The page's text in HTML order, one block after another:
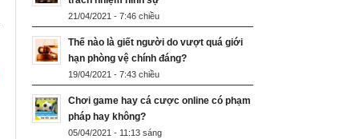
21/04/2021 - 7:46 chiều
Thế nào là giết người do vượt quá giới
hạn phòng vệ chính đáng?
19/04/2021 - 7:43 chiều
Chơi game hay cá cược online có phạm
pháp hay không?
05/04/2021 - 11:13 sáng